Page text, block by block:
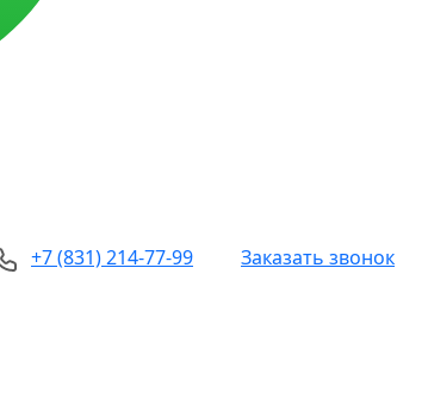
+7 (831) 214-77-99 Заказать звонок